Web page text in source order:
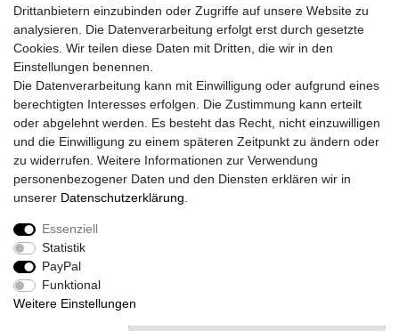
Versand mit DHL
14 Tage Rückgaberecht
Kontaktieren Sie uns!
Widerrufs­recht Widerrufs­formular Impressum
Daten­schutz­erklärung
© Copyright 2026 | Alle Rechte vorbehalten.
Drittanbietern einzubinden oder Zugriffe auf unsere Website zu
analysieren. Die Datenverarbeitung erfolgt erst durch gesetzte
Cookies. Wir teilen diese Daten mit Dritten, die wir in den
Einstellungen benennen.
Die Datenverarbeitung kann mit Einwilligung oder aufgrund eines
berechtigten Interesses erfolgen. Die Zustimmung kann erteilt
oder abgelehnt werden. Es besteht das Recht, nicht einzuwilligen
und die Einwilligung zu einem späteren Zeitpunkt zu ändern oder
zu widerrufen. Weitere Informationen zur Verwendung
personenbezogener Daten und den Diensten erklären wir in
unserer Daten­schutz­erklärung
Essenziell
Statistik
PayPal
Funktional
Weitere Einstellungen